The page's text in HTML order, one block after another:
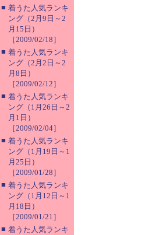
■ 着うた人気ランキ
ング（2月9日～2
月15日）
［2009/02/18］
■ 着うた人気ランキ
ング（2月2日～2
月8日）
［2009/02/12］
■ 着うた人気ランキ
ング（1月26日～2
月1日）
［2009/02/04］
■ 着うた人気ランキ
ング（1月19日～1
月25日）
［2009/01/28］
■ 着うた人気ランキ
ング（1月12日～1
月18日）
［2009/01/21］
■ 着うた人気ランキ